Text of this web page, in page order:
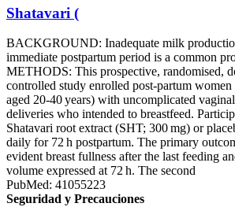
Shatavari (
BACKGROUND: Inadequate milk
immediate postpartum period is a common
METHODS: This prospective, randomised,
controlled study enrolled post-partum
aged 20-40 years) with uncomplicated vaginal
deliveries who intended to breastfeed.
Shatavari root extract (SHT; 300 mg) or
daily for 72 h postpartum. The primary
evident breast fullness after the last feeding
volume expressed at 72 h. The second
PubMed: 41055223
Seguridad y Precauciones